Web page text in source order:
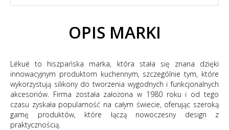
OPIS MARKI
Lékué to hiszpańska marka, która stała się znana dzięki
innowacyjnym produktom kuchennym, szczególnie tym, które
wykorzystują silikony do tworzenia wygodnych i funkcjonalnych
akcesoriów. Firma została założona w 1980 roku i od tego
czasu zyskała popularność na całym świecie, oferując szeroką
gamę produktów, które łączą nowoczesny design z
praktycznością.